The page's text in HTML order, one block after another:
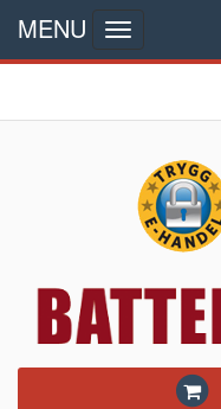
MENU
Toggle
navigation